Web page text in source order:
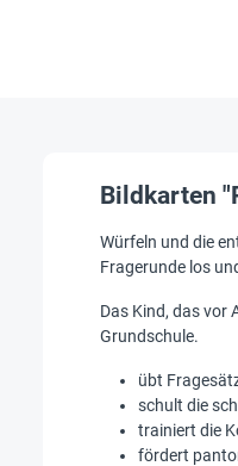
Bildkarten
Würfeln und die
Fragerunde los
Das Kind, das vor
Grundschule.
übt
schult die
trainiert die
fördert